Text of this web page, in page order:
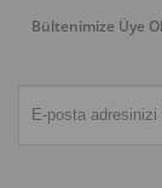
Bültenimize Üye